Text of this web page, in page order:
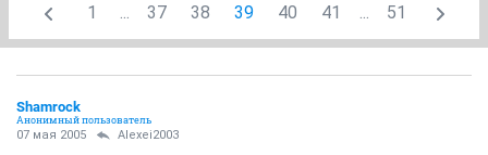
1 ... 37 38 39 40 41 ... 51
Shamrock
Анонимный пользователь
07 мая 2005 Alexei2003